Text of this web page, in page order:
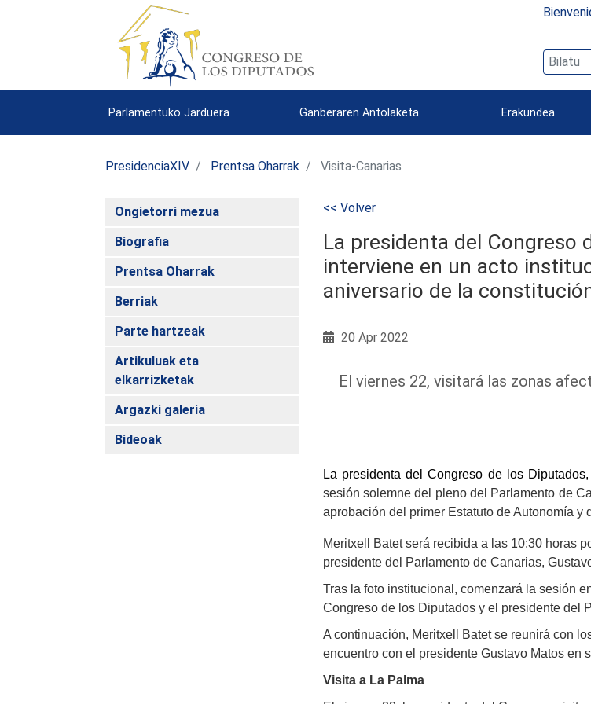
Parlamentuko Jarduera Ganberaren Antolaketa Erakundea
PresidenciaXIV Prentsa Oharrak Visita-Canarias
Ongietorri mezua
Biografia
Prentsa Oharrak
Berriak
Parte hartzeak
Artikuluak eta
elkarrizketak
Argazki galeria
Bideoak
<< Volver
La presidenta del Congreso
interviene en un acto
aniversario de la
20 Apr 2022
El viernes 22, visitará las zonas
La presidenta del Congreso de los
sesión solemne del pleno del Parlamento de
aprobación del primer Estatuto de Autonomía y
Meritxell Batet será recibida a las 10:30 horas
presidente del Parlamento de Canarias,
Tras la foto institucional, comenzará la sesión
Congreso de los Diputados y el presidente del
A continuación, Meritxell Batet se reunirá con
encuentro con el presidente Gustavo Matos en
Visita a La Palma